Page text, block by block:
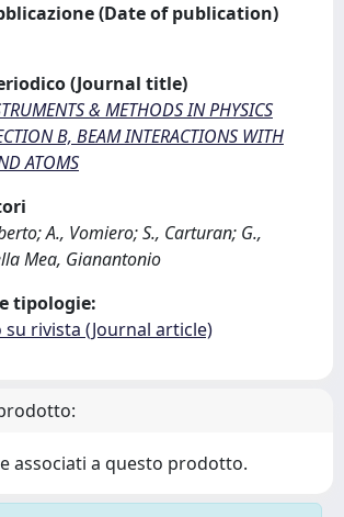
(Date of publication)
(Journal title)
& METHODS IN PHYSICS
B, BEAM INTERACTIONS WITH
ATOMS
A., Vomiero; S., Carturan; G.,
Mea, Gianantonio
tipologie:
su rivista (Journal article)
associati a questo prodotto.